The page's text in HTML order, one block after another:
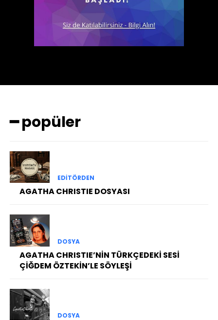
━ popüler
EDITÖRDEN
AGATHA CHRISTIE DOSYASI
DOSYA
AGATHA CHRISTIE’NİN TÜRKÇEDEKİ SESİ
ÇİĞDEM ÖZTEKİN’LE SÖYLEŞİ
DOSYA